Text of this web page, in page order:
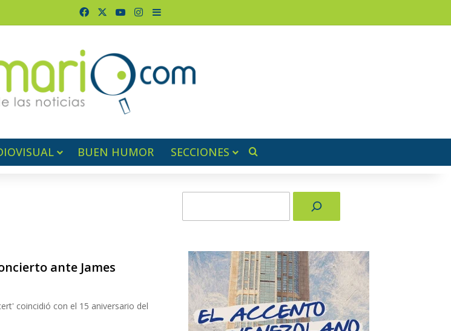
FacebookYouTubeInstagram
Barra lateral
BUEN HUMOR SECCIONES
ante James
coincidió con el 15 aniversario del